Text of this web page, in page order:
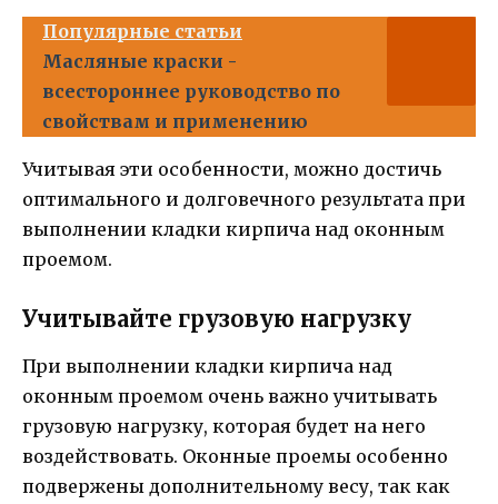
Популярные статьи
Масляные краски -
всестороннее руководство по
свойствам и применению
Учитывая эти особенности, можно достичь
оптимального и долговечного результата при
выполнении кладки кирпича над оконным
проемом.
Учитывайте грузовую нагрузку
При выполнении кладки кирпича над
оконным проемом очень важно учитывать
грузовую нагрузку, которая будет на него
воздействовать. Оконные проемы особенно
подвержены дополнительному весу, так как